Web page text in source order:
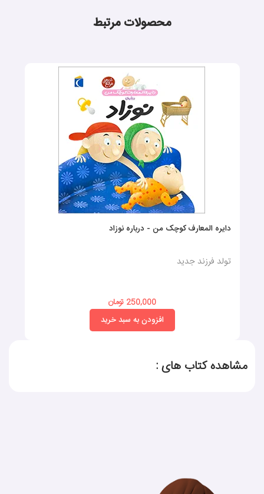
محصولات مرتبط
دایره المعارف کوچک من - درباره نوزاد
تولد فرزند جدید
250,000 تومان
افزودن به سبد خرید
مشاهده کتاب های :